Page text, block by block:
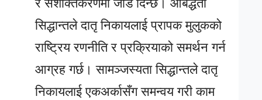
र सशक्तिकरणमा जोड दिन्छ। आबद्धता
सिद्धान्तले दातृ निकायलाई प्रापक मुलुकको
राष्ट्रिय रणनीति र प्रक्रियाको समर्थन गर्न
आग्रह गर्छ। सामञ्जस्यता सिद्धान्तले दातृ
निकायलाई एकअर्कासँग समन्वय गरी काम